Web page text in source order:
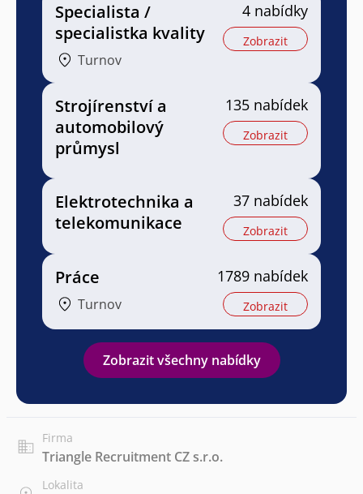
Specialista /
specialistka kvality
Turnov
4 nabídky
Zobrazit
Strojírenství a
automobilový
průmysl
135 nabídek
Zobrazit
Elektrotechnika a
telekomunikace
37 nabídek
Zobrazit
Práce
Turnov
1789 nabídek
Zobrazit
Zobrazit všechny nabídky
Firma
Triangle Recruitment CZ s.r.o.
Lokalita